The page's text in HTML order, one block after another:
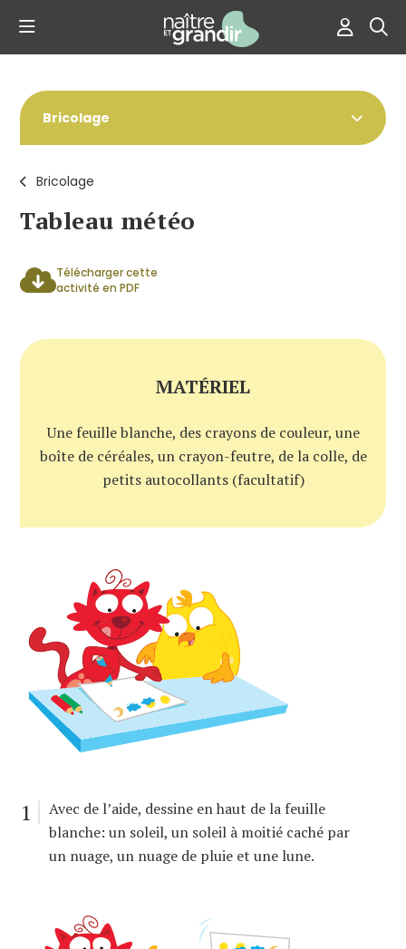
Bricolage
Tableau météo
Bricolage
Télécharger cette
activité en PDF
MATÉRIEL
Une feuille blanche, des crayons de couleur, une
boîte de céréales, un crayon-feutre, de la colle, de
petits autocollants (facultatif)
1
Avec de l’aide, dessine en haut de la feuille
blanche: un soleil, un soleil à moitié caché par
un nuage, un nuage de pluie et une lune.